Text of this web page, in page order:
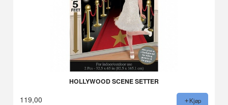
HOLLYWOOD SCENE SETTER
119,00 Kjøp